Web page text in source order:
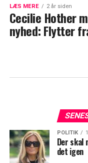
LÆS MERE 2 år siden
Cecilie Hother
nyhed: Flytter
POLITIK
Der skal
det igen